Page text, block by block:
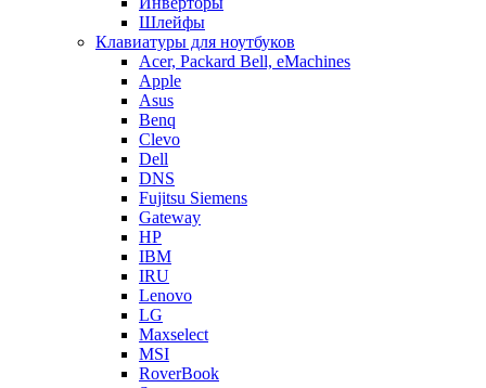
Шлейфы
Клавиатуры для ноутбуков
Acer, Packard Bell, eMachines
Apple
Asus
Benq
Clevo
Dell
DNS
Fujitsu Siemens
Gateway
HP
IBM
IRU
Lenovo
LG
Maxselect
MSI
RoverBook